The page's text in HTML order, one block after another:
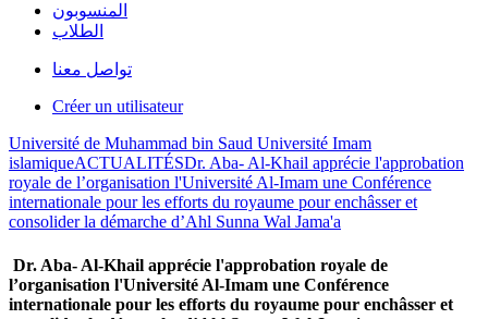
المنسوبون
الطلاب
تواصل معنا
Créer un utilisateur
Université de Muhammad bin Saud Université Imam
islamiqueACTUALITÉSDr. Aba- Al-Khail apprécie l'approbation
royale de l’organisation l'Université Al-Imam une Conférence
internationale pour les efforts du royaume pour enchâsser et
consolider la démarche d’Ahl Sunna Wal Jama'a
Dr. Aba- Al-Khail apprécie l'approbation royale de
l’organisation l'Université Al-Imam une Conférence
internationale pour les efforts du royaume pour enchâsser et